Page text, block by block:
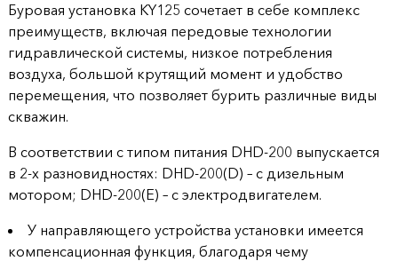
продукции
Акции
Оставить
заявку
Контакты
Буровая установка KY125 сочетает в себе комплекс
преимуществ, включая передовые технологии
гидравлической системы, низкое потребления
воздуха, большой крутящий момент и удобство
перемещения, что позволяет бурить различные виды
скважин.
В соответствии с типом питания DHD-200 выпускается
в 2-х разновидностях: DHD-200(D) – с дизельным
мотором; DHD-200(E) – с электродвигателем.
У направляющего устройства установки имеется
компенсационная функция, благодаря чему